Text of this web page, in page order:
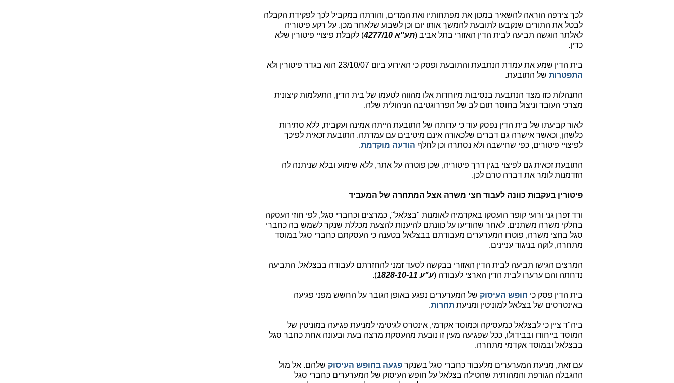
לכך צירפה הוראה להשאיר במכון את מפתחותיו ואת המדים, והורתה במקביל לכך לפקידת הקבלה
לבטל את התורים שנקבעו לתובעת להמשך אותו יום וכן לשבוע שלאחר מכן. על רקע פיטוריה
לאלתר הוגשה תביעה לבית הדין האזורי בתל אביב (תע"א 4277/10
) לקבלת פיצויי פיטורין שלא
כדין.
בית הדין שמע את עמדת הנתבעת והתובעת ופסק כי האירוע ביום 23/10/07 הוא בגדר פיטורין ולא
התפטרות של התובעת.
התנהלות כזו מצד הנתבעת בנסיבות מיוחדות אלו מהווה לטעמו של בית הדין, התעלמות קיצונית
מצרכי העובד וניצול בחוסר תום לב של הפררוגטיבה הניהולית שלה.
לאור קביעתו של בית הדין נפסק עוד כי עדותה של התובעת הייתה אמינה ועקבית, ללא סתירות
כלשהן, וכאשר אישרה גם דברים שלכאורה אינם מיטיבים עם עמדתה. התובעת זכאית לפיכך
לפיצויי פיטורים, כפי שחישבה ולא נסתרה וכן לחלף הודעה מוקדמת.
התובעת זכאית גם לפיצוי בגין דרך פיטוריה, שכן פוטרה על אתר, ללא שימוע ובלא שניתנה לה
הזדמנות לומר את דברה טרם לכן.
פיטורין בעקבות כוונה לעבוד חצי משרה אצל המתחרה של המעביד
ורד זפרן גני ורועי קופר הועסקו באקדמיה לאומנות "בצלאל", כמרצים וכחברי סגל, לפי חוזי העסקה
בחלקי משרה משתנים. לאחר שהודיעו על כוונתם להיענות להצעת מכללת שנקר לשמש בה כחברי
סגל בחצי משרה, פוטרו המערערים מעבודתם בבצלאל בטענה כי העסקתם כחברי סגל במוסד
מתחרה, לוקה בניגוד עניינים.
המרצים הגישו תביעה לבית הדין האזורי בבקשה לסעד זמני להחזרתם לעבודה בבצלאל. התביעה
נדחתה והם ערערו לבית הדין הארצי לעבודה (ע"ע 1828-10-11 ).
בית הדין פסק כי חופש העיסוק של המערערים נפגע באופן הגובר על החשש מפני פגיעה
באינטרסים של בצלאל למוניטין ומניעת תחרות.
ביה"ד ציין כי לבצלאל כמעסיקה וכמוסד אקדמי, אינטרס לגיטימי למניעת פגיעה במוניטין של
המוסד בייחודו ובבידולו, ככל שפגיעה מעין זו נובעת מהעסקת מרצה בעת ובעונה אחת כחבר סגל
בבצלאל ובמוסד אקדמי מתחרה.
עם זאת, מניעת המערערים מלעבוד כחברי סגל בשנקר פגעה בחופש העיסוק שלהם. אל מול
ההגבלה הגורפת והמהותית שהטילה בצלאל על חופש העיסוק של המערערים כחברי סגל